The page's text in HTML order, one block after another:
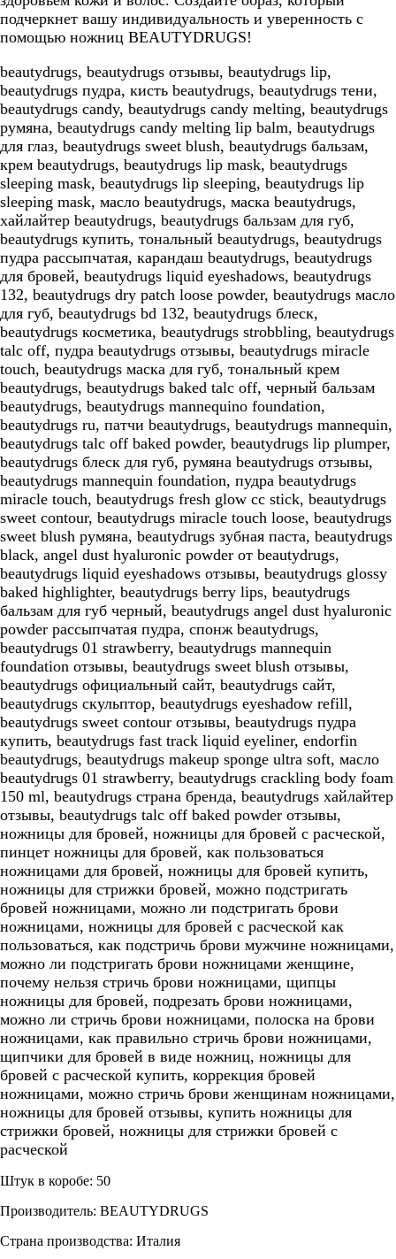
подчеркнет вашу индивидуальность и уверенность с
помощью ножниц BEAUTYDRUGS!
beautydrugs, beautydrugs отзывы, beautydrugs lip,
beautydrugs пудра, кисть beautydrugs, beautydrugs тени,
beautydrugs candy, beautydrugs candy melting, beautydrugs
румяна, beautydrugs candy melting lip balm, beautydrugs
для глаз, beautydrugs sweet blush, beautydrugs бальзам,
крем beautydrugs, beautydrugs lip mask, beautydrugs
sleeping mask, beautydrugs lip sleeping, beautydrugs lip
sleeping mask, масло beautydrugs, маска beautydrugs,
хайлайтер beautydrugs, beautydrugs бальзам для губ,
beautydrugs купить, тональный beautydrugs, beautydrugs
пудра рассыпчатая, карандаш beautydrugs, beautydrugs
для бровей, beautydrugs liquid eyeshadows, beautydrugs
132, beautydrugs dry patch loose powder, beautydrugs масло
для губ, beautydrugs bd 132, beautydrugs блеск,
beautydrugs косметика, beautydrugs strobbling, beautydrugs
talc off, пудра beautydrugs отзывы, beautydrugs miracle
touch, beautydrugs маска для губ, тональный крем
beautydrugs, beautydrugs baked talc off, черный бальзам
beautydrugs, beautydrugs mannequino foundation,
beautydrugs ru, патчи beautydrugs, beautydrugs mannequin,
beautydrugs talc off baked powder, beautydrugs lip plumper,
beautydrugs блеск для губ, румяна beautydrugs отзывы,
beautydrugs mannequin foundation, пудра beautydrugs
miracle touch, beautydrugs fresh glow cc stick, beautydrugs
sweet contour, beautydrugs miracle touch loose, beautydrugs
sweet blush румяна, beautydrugs зубная паста, beautydrugs
black, angel dust hyaluronic powder от beautydrugs,
beautydrugs liquid eyeshadows отзывы, beautydrugs glossy
baked highlighter, beautydrugs berry lips, beautydrugs
бальзам для губ черный, beautydrugs angel dust hyaluronic
powder рассыпчатая пудра, спонж beautydrugs,
beautydrugs 01 strawberry, beautydrugs mannequin
foundation отзывы, beautydrugs sweet blush отзывы,
beautydrugs официальный сайт, beautydrugs сайт,
beautydrugs скульптор, beautydrugs eyeshadow refill,
beautydrugs sweet contour отзывы, beautydrugs пудра
купить, beautydrugs fast track liquid eyeliner, endorfin
beautydrugs, beautydrugs makeup sponge ultra soft, масло
beautydrugs 01 strawberry, beautydrugs crackling body foam
150 ml, beautydrugs страна бренда, beautydrugs хайлайтер
отзывы, beautydrugs talc off baked powder отзывы,
ножницы для бровей, ножницы для бровей с расческой,
пинцет ножницы для бровей, как пользоваться
ножницами для бровей, ножницы для бровей купить,
ножницы для стрижки бровей, можно подстригать
бровей ножницами, можно ли подстригать брови
ножницами, ножницы для бровей с расческой как
пользоваться, как подстричь брови мужчине ножницами,
можно ли подстригать брови ножницами женщине,
почему нельзя стричь брови ножницами, щипцы
ножницы для бровей, подрезать брови ножницами,
можно ли стричь брови ножницами, полоска на брови
ножницами, как правильно стричь брови ножницами,
щипчики для бровей в виде ножниц, ножницы для
бровей с расческой купить, коррекция бровей
ножницами, можно стричь брови женщинам ножницами,
ножницы для бровей отзывы, купить ножницы для
стрижки бровей, ножницы для стрижки бровей с
расческой
Штук в коробе: 50
Производитель: BEAUTYDRUGS
Страна производства: Италия